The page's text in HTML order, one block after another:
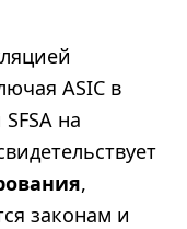
ASIC в
на
,
законам и